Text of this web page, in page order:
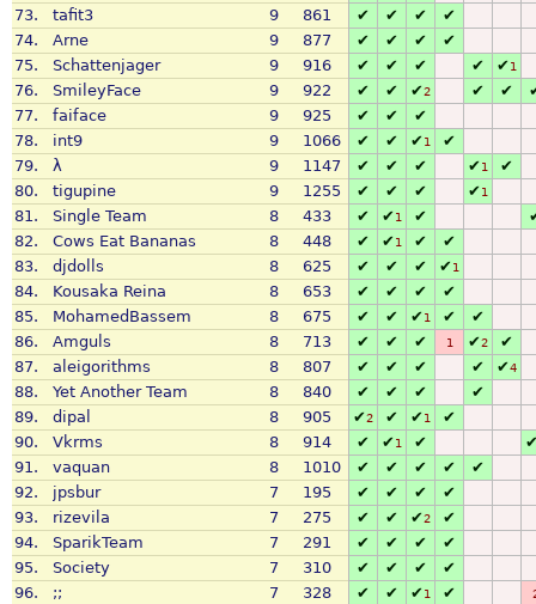
73.
tafit3 9 861 ✔ ✔ ✔
✔
74.
Arne 9 877 ✔ ✔ ✔
✔
75.
Schattenjager 9 916 ✔ ✔ ✔ ✔ ✔1
76. SmileyFace 9 922 ✔ ✔ ✔2 ✔ ✔
77.
faiface 9 925 ✔ ✔
✔
78.
int9 9 1066 ✔ ✔ ✔1
✔
79.
λ 9 1147 ✔ ✔ ✔ ✔1
✔
80.
tigupine 9 1255 ✔ ✔ ✔ ✔1
81. Single Team 8 433 ✔ ✔1 ✔
82.
Cows Eat Bananas 8 448 ✔ ✔1 ✔
✔
83.
djdolls 8 625 ✔ ✔ ✔ ✔1
84. Kousaka Reina 8 653 ✔ ✔ ✔
✔
85.
MohamedBassem 8 675 ✔ ✔ ✔1 ✔
✔
86.
Amguls 8 713 ✔ ✔ ✔ 1 ✔2
✔
87.
aleigorithms 8 807 ✔ ✔ ✔ ✔ ✔4
88. Yet Another Team 8 840 ✔ ✔ ✔
✔
89.
dipal 8 905 ✔2 ✔ ✔1
✔
90.
Vkrms 8 914 ✔ ✔1 ✔
91.
vaquan 8 1010 ✔ ✔ ✔ ✔
✔
92.
jpsbur 7 195 ✔ ✔ ✔
✔
93.
rizevila 7 275 ✔ ✔ ✔2
✔
94.
SparikTeam 7 291 ✔ ✔ ✔
✔
95.
Society 7 310 ✔ ✔ ✔
✔
96.
;; 7 328 ✔ ✔ ✔1 ✔